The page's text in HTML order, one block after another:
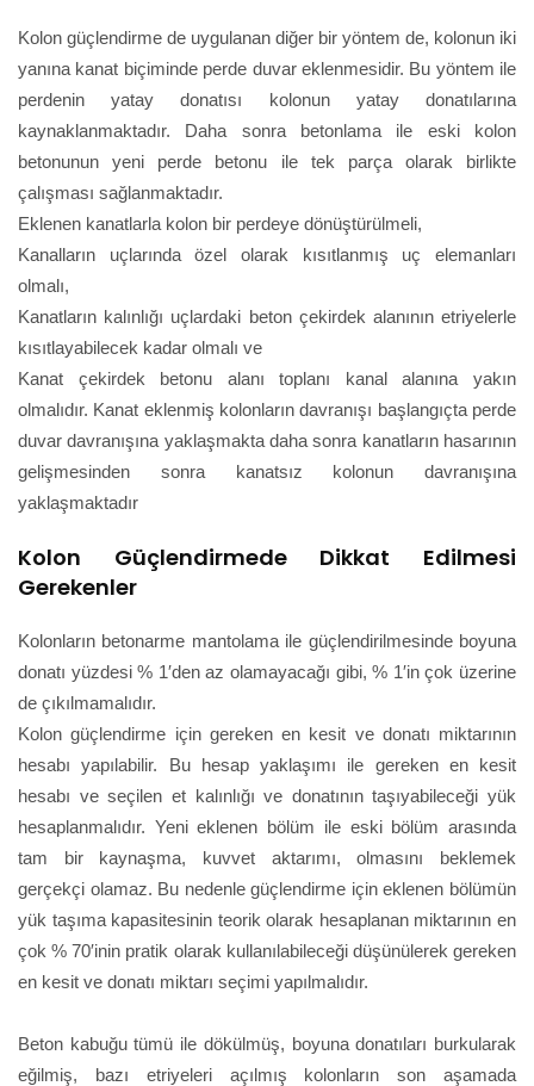
Kolon güçlendirme de uygulanan diğer bir yöntem de, kolonun iki
yanına kanat biçiminde perde duvar eklenmesidir. Bu yöntem ile
perdenin yatay donatısı kolonun yatay donatılarına
kaynaklanmaktadır. Daha sonra betonlama ile eski kolon
betonunun yeni perde betonu ile tek parça olarak birlikte
çalışması sağlanmaktadır.
Eklenen kanatlarla kolon bir perdeye dönüştürülmeli,
Kanalların uçlarında özel olarak kısıtlanmış uç elemanları
olmalı,
Kanatların kalınlığı uçlardaki beton çekirdek alanının etriyelerle
kısıtlayabilecek kadar olmalı ve
Kanat çekirdek betonu alanı toplanı kanal alanına yakın
olmalıdır. Kanat eklenmiş kolonların davranışı başlangıçta perde
duvar davranışına yaklaşmakta daha sonra kanatların hasarının
gelişmesinden sonra kanatsız kolonun davranışına
yaklaşmaktadır
Kolon Güçlendirmede Dikkat Edilmesi
Gerekenler
Kolonların betonarme mantolama ile güçlendirilmesinde boyuna
donatı yüzdesi % 1′den az olamayacağı gibi, % 1′in çok üzerine
de çıkılmamalıdır.
Kolon güçlendirme için gereken en kesit ve donatı miktarının
hesabı yapılabilir. Bu hesap yaklaşımı ile gereken en kesit
hesabı ve seçilen et kalınlığı ve donatının taşıyabileceği yük
hesaplanmalıdır. Yeni eklenen bölüm ile eski bölüm arasında
tam bir kaynaşma, kuvvet aktarımı, olmasını beklemek
gerçekçi olamaz. Bu nedenle güçlendirme için eklenen bölümün
yük taşıma kapasitesinin teorik olarak hesaplanan miktarının en
çok % 70′inin pratik olarak kullanılabileceği düşünülerek gereken
en kesit ve donatı miktarı seçimi yapılmalıdır.
Beton kabuğu tümü ile dökülmüş, boyuna donatıları burkularak
eğilmiş, bazı etriyeleri açılmış kolonların son aşamada